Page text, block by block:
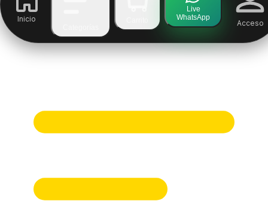
Inicio
Live
WhatsApp
Acceso